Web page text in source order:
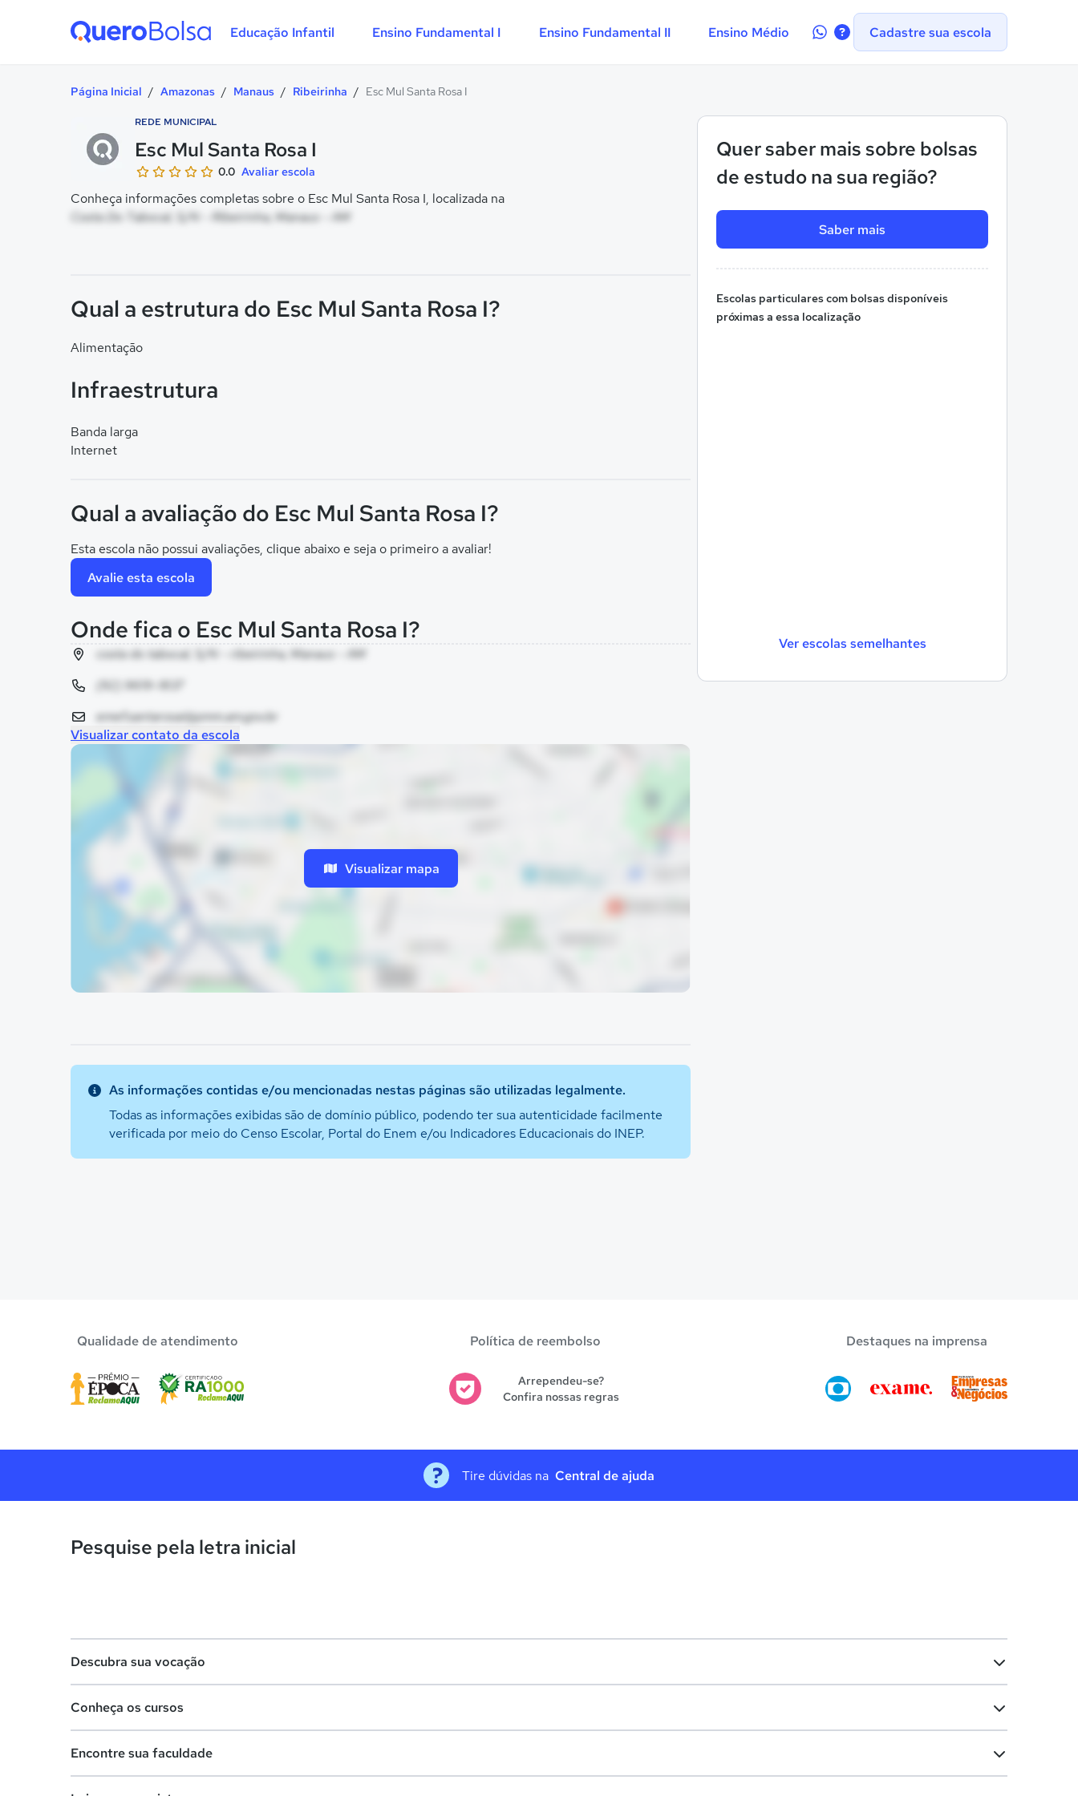
Educação Infantil Ensino Fundamental I Ensino Fundamental II Ensino Médio
Contate-Cadastre sua escola
Página Inicial / Amazonas / Manaus / Ribeirinha / Esc Mul Santa Rosa I
REDE MUNICIPAL
Esc Mul Santa Rosa I
0.0 Avaliar escola
Conheça informações completas sobre o Esc Mul Santa Rosa I, localizada na
Costa Do Tabocal, S/N - Ribeirinha, Manaus - AM
Quer saber mais sobre bolsas
de estudo na sua região?
Saber mais
Escolas particulares com bolsas disponíveis
próximas a essa localização
Ver escolas semelhantes
Qual a estrutura do Esc Mul Santa Rosa I?
Alimentação
Infraestrutura
Banda larga
Internet
Qual a avaliação do Esc Mul Santa Rosa I?
Esta escola não possui avaliações, clique abaixo e seja o primeiro a avaliar!
Avalie esta escola
Onde fica o Esc Mul Santa Rosa I?
costa do tabocal, S/N - ribeirinha, Manaus - AM
(92) 9619-1837
emef.santarosai@pmm.am.gov.br
Visualizar contato da escola
Visualizar mapa
As informações contidas e/ou mencionadas nestas páginas são utilizadas legalmente.
Todas as informações exibidas são de domínio público, podendo ter sua autenticidade facilmente
verificada por meio do Censo Escolar, Portal do Enem e/ou Indicadores Educacionais do INEP.
Qualidade de atendimento Política de reembolso
Arrependeu-se?
Confira nossas regras
Destaques na imprensa
Tire dúvidas na Central de ajuda
Pesquise pela letra inicial
Descubra sua vocação
Lista de profissões
Conheça os cursos
Encontre sua faculdade